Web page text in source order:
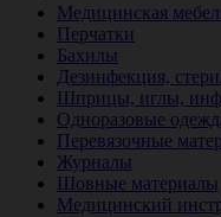
Медицинская
Перчатки
Бахилы
Дезинфекция,
Шприцы, иглы,
Одноразовые
Перевязочные
Журналы
Шовные материалы
Медицинский